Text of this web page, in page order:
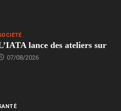
lance des ateliers sur
07/08/2026